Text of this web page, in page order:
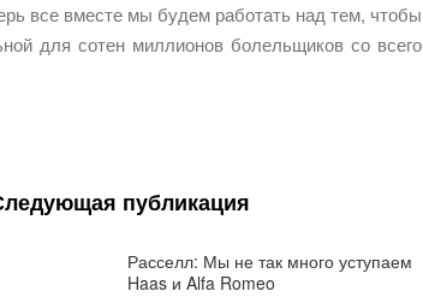
все вместе мы будем работать над тем, чтобы
для сотен миллионов болельщиков со всего
публикация
Расселл: Мы не так много уступаем
Haas и Alfa Romeo